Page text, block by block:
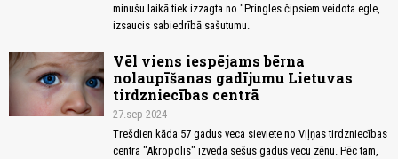
minušu laikā tiek izzagta no "Pringles čipsiem veidota egle,
izsaucis sabiedrībā sašutumu.
Vēl viens iespējams bērna
nolaupīšanas gadījumu Lietuvas
tirdzniecības centrā
27.sep 2024
Trešdien kāda 57 gadus veca sieviete no Viļņas tirdzniecības
centra "Akropolis" izveda sešus gadus vecu zēnu. Pēc tam,